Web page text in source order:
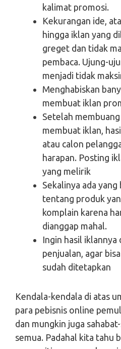
kalimat promosi.
Kekurangan ide,
hingga iklan yang
greget dan tidak
pembaca. Ujung-
menjadi tidak
Menghabiskan
membuat iklan
Setelah
membuat iklan,
atau calon
harapan. Posting
yang melirik
Sekalinya ada
tentang produk
komplain karena
dianggap mahal.
Ingin hasil
penjualan, agar
sudah ditetapkan
Kendala-kendala di atas
para pebisnis online
dan mungkin juga
semua. Padahal kita tahu